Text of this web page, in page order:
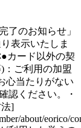
了のお知らせ」
表示いたしま
カード以外の契
：ご利用の加盟
心当たりがない
認ください。・
]
about/eorico/